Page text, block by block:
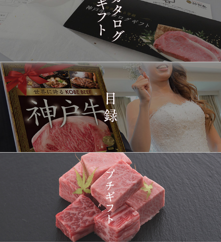
1425
2026-
14:10:00
兵庫県
[家庭用] A5等級神戸牛
シャトーブリアンステー
キ 150ｇ(1枚)
2026-
12:23:00
東京都
神戸牛ギフトセット 1万
5千円 焼肉（肩ロース・
プレミアムもも）650g
1427
2026-
03-15
08:48:00
神戸牛カタログギフト
１万円
1428
2026-
03-14
22:21:00
大分県
神戸牛 食べ比べお重 二
段
2026-
03-14
20:55:00
大阪府
神戸牛目録 選べるセッ
ト １万円 2個セット
2026-
03-14
20:48:00
神奈川
県
[訳あり][家庭用] A5等級
神戸牛 サーロインステー
キ 200g
2026-
03-14
18:00:00
福岡県
神戸牛カタログギフト
１万円